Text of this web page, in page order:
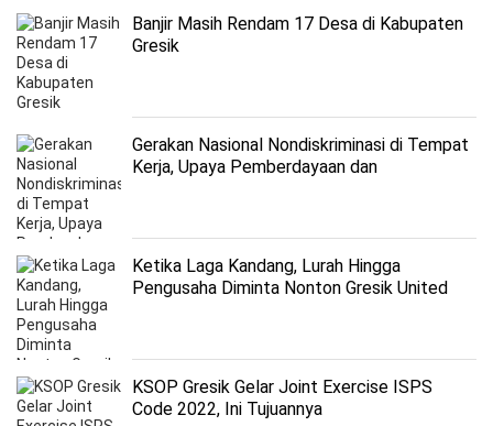
Banjir Masih Rendam 17 Desa di Kabupaten
Gresik
Gerakan Nasional Nondiskriminasi di Tempat
Kerja, Upaya Pemberdayaan dan
Ketika Laga Kandang, Lurah Hingga
Pengusaha Diminta Nonton Gresik United
KSOP Gresik Gelar Joint Exercise ISPS
Code 2022, Ini Tujuannya